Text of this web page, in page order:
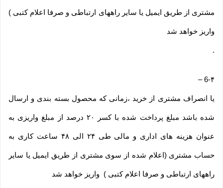
مشتری از طریق ایمیل یا سایر راههای ارتباطی و صرفا اعلام کتبی )
واریز خواهد شد
.
6-۴–
یا انصراف مشتری از خرید ،زمانی که محصول بسته بندی و ارسال
شده باشد مبلغ پرداخت شده با کسر ۲۰ درصد از مبلغ واریزی به
عنوان هزینه های اداری و مالی طی ۲۴ الی ۴۸ ساعت کاری به
حساب مشتری (اعلام شده از سوی مشتری از طریق ایمیل یا سایر
راههای ارتباطی و صرفا اعلام کتبی ) واریز خواهد شد